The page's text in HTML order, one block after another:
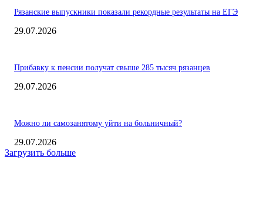
Рязанские выпускники показали рекордные результаты на ЕГЭ
29.07.2026
Прибавку к пенсии получат свыше 285 тысяч рязанцев
29.07.2026
Можно ли самозанятому уйти на больничный?
29.07.2026
Загрузить больше